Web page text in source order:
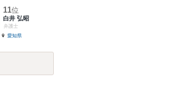
11位
白井 弘昭
弁護士
愛知県